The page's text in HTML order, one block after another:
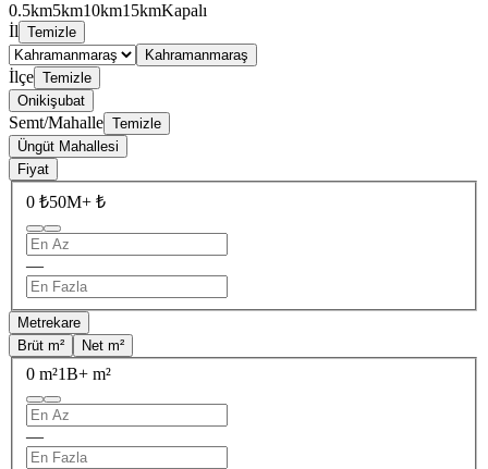
0.5km5km10km15kmKapalı
İl Temizle
Kahramanmaraş
İlçe Temizle
Onikişubat
Semt/Mahalle Temizle
Üngüt Mahallesi
Fiyat
0 ₺50M+ ₺
—
Metrekare
Brüt m²
Net m²
0 m²1B+ m²
—